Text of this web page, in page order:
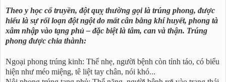
Theo y học cổ truyền, đột quỵ thường gọi là trúng phong, được
hiểu là sự rối loạn đột ngột do mất cân bằng khí huyết, phong tà
xâm nhập vào tạng phủ – đặc biệt là tâm, can và thận. Trúng
phong được chia thành:
Ngoại phong trúng kinh: Thể nhẹ, người bệnh còn tỉnh táo, có biểu
hiện như méo miệng, tê liệt tay chân, nói khó...